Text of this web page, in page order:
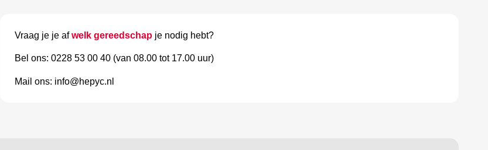
Vraag je je afwelk gereedschapje nodig hebt?
Bel ons: 0228 53 00 40 (van 08.00 tot 17.00 uur)
Mail ons: info@hepyc.nl